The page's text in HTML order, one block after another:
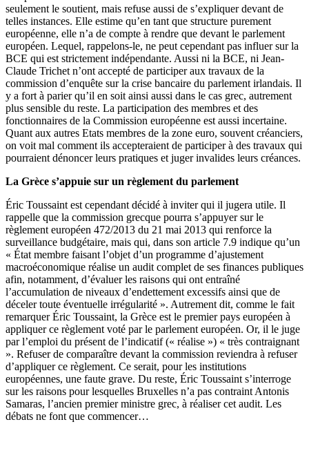
seulement le soutient, mais refuse aussi de s’expliquer devant de
telles instances. Elle estime qu’en tant que structure purement
européenne, elle n’a de compte à rendre que devant le parlement
européen. Lequel, rappelons-le, ne peut cependant pas influer sur la
BCE qui est strictement indépendante. Aussi ni la BCE, ni Jean-
Claude Trichet n’ont accepté de participer aux travaux de la
commission d’enquête sur la crise bancaire du parlement irlandais. Il
y a fort à parier qu’il en soit ainsi aussi dans le cas grec, autrement
plus sensible du reste. La participation des membres et des
fonctionnaires de la Commission européenne est aussi incertaine.
Quant aux autres Etats membres de la zone euro, souvent créanciers,
on voit mal comment ils accepteraient de participer à des travaux qui
pourraient dénoncer leurs pratiques et juger invalides leurs créances.
La Grèce s’appuie sur un règlement du parlement
Éric Toussaint est cependant décidé à inviter qui il jugera utile. Il
rappelle que la commission grecque pourra s’appuyer sur le
règlement européen 472/2013 du 21 mai 2013 qui renforce la
surveillance budgétaire, mais qui, dans son article 7.9 indique qu’un
« État membre faisant l’objet d’un programme d’ajustement
macroéconomique réalise un audit complet de ses finances publiques
afin, notamment, d’évaluer les raisons qui ont entraîné
l’accumulation de niveaux d’endettement excessifs ainsi que de
déceler toute éventuelle irrégularité ». Autrement dit, comme le fait
remarquer Éric Toussaint, la Grèce est le premier pays européen à
appliquer ce règlement voté par le parlement européen. Or, il le juge
par l’emploi du présent de l’indicatif (« réalise ») « très contraignant
». Refuser de comparaître devant la commission reviendra à refuser
d’appliquer ce règlement. Ce serait, pour les institutions
européennes, une faute grave. Du reste, Éric Toussaint s’interroge
sur les raisons pour lesquelles Bruxelles n’a pas contraint Antonis
Samaras, l’ancien premier ministre grec, à réaliser cet audit. Les
débats ne font que commencer…